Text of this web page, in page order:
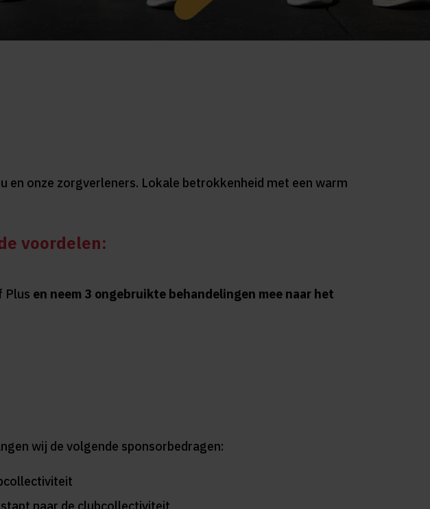
en onze zorgverleners. Lokale betrokkenheid met een warm
voordelen:
Plus en neem 3 ongebruikte behandelingen mee naar het
wij de volgende sponsorbedragen: